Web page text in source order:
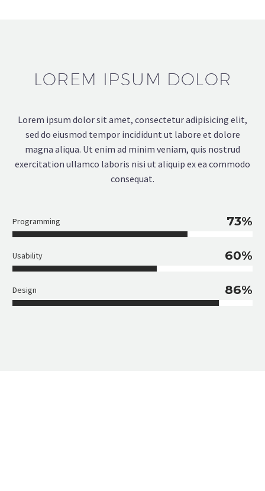
LOREM IPSUM DOLOR
Lorem ipsum dolor sit amet, consectetur adipisicing elit,
sed do eiusmod tempor incididunt ut labore et dolore
magna aliqua. Ut enim ad minim veniam, quis nostrud
exercitation ullamco laboris nisi ut aliquip ex ea commodo
consequat.
Programming 73%
Usability 60%
Design 86%